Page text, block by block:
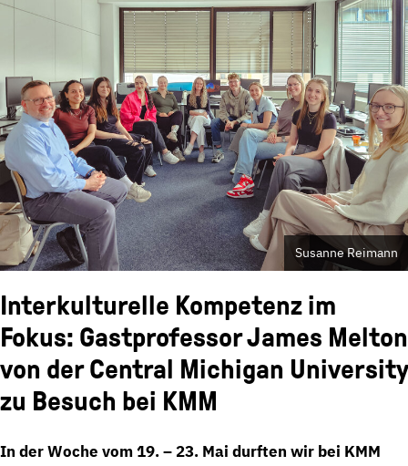
Susanne Reimann
Interkulturelle Kompetenz im
Fokus: Gastprofessor James Melton
von der Central Michigan University
zu Besuch bei KMM
In der Woche vom 19. – 23. Mai durften wir bei KMM